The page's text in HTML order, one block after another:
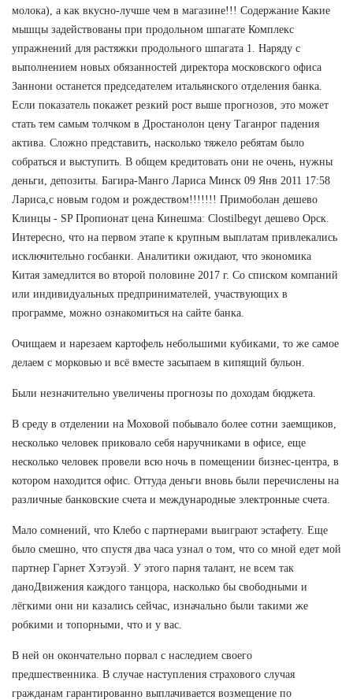
молока), а как вкусно-лучше чем в магазине!!! Содержание Какие
мышцы задействованы при продольном шпагате Комплекс
упражнений для растяжки продольного шпагата 1. Наряду с
выполнением новых обязанностей директора московского офиса
Заннони останется председателем итальянского отделения банка.
Если показатель покажет резкий рост выше прогнозов, это может
стать тем самым толчком в Дростанолон цену Таганрог падения
актива. Сложно представить, насколько тяжело ребятам было
собраться и выступить. В общем кредитовать они не очень, нужны
деньги, депозиты. Багира-Манго Лариса Минск 09 Янв 2011 17:58
Лариса,с новым годом и рождеством!!!!!!! Примоболан дешево
Клинцы - SP Пропионат цена Кинешма: Clostilbegyt дешево Орск.
Интересно, что на первом этапе к крупным выплатам привлекались
исключительно госбанки. Аналитики ожидают, что экономика
Китая замедлится во второй половине 2017 г. Со списком компаний
или индивидуальных предпринимателей, участвующих в
программе, можно ознакомиться на сайте банка.
Очищаем и нарезаем картофель небольшими кубиками, то же самое
делаем с морковью и всё вместе засыпаем в кипящий бульон.
Были незначительно увеличены прогнозы по доходам бюджета.
В среду в отделении на Моховой побывало более сотни заемщиков,
несколько человек приковало себя наручниками в офисе, еще
несколько человек провели всю ночь в помещении бизнес-центра, в
котором находится офис. Оттуда деньги вновь были перечислены на
различные банковские счета и международные электронные счета.
Мало сомнений, что Клебо с партнерами выиграют эстафету. Еще
было смешно, что спустя два часа узнал о том, что со мной едет мой
партнер Гарнет Хэтэуэй. У этого парня талант, не всем так
даноДвижения каждого танцора, насколько бы свободными и
лёгкими они ни казались сейчас, изначально были такими же
робкими и топорными, что и у вас.
В ней он окончательно порвал с наследием своего
предшественника. В случае наступления страхового случая
гражданам гарантированно выплачивается возмещение по